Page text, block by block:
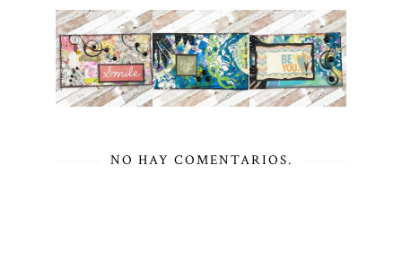
NO HAY COMENTARIOS.